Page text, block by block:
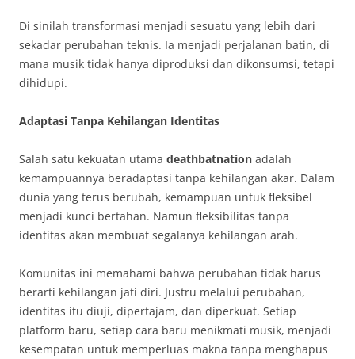
Di sinilah transformasi menjadi sesuatu yang lebih dari
sekadar perubahan teknis. Ia menjadi perjalanan batin, di
mana musik tidak hanya diproduksi dan dikonsumsi, tetapi
dihidupi.
Adaptasi Tanpa Kehilangan Identitas
Salah satu kekuatan utama deathbatnation adalah
kemampuannya beradaptasi tanpa kehilangan akar. Dalam
dunia yang terus berubah, kemampuan untuk fleksibel
menjadi kunci bertahan. Namun fleksibilitas tanpa
identitas akan membuat segalanya kehilangan arah.
Komunitas ini memahami bahwa perubahan tidak harus
berarti kehilangan jati diri. Justru melalui perubahan,
identitas itu diuji, dipertajam, dan diperkuat. Setiap
platform baru, setiap cara baru menikmati musik, menjadi
kesempatan untuk memperluas makna tanpa menghapus